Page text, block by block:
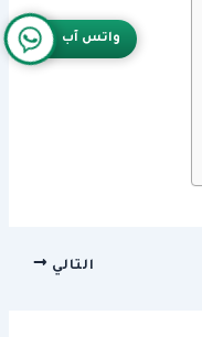
التالي
واتس آب